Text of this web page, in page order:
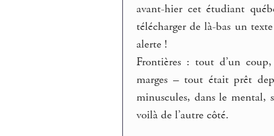
avant-hier cet étudiant
télécharger de là-bas un
alerte !
Frontières : tout d’un
marges – tout était prêt
minuscules, dans le mental,
voilà de l’autre côté.